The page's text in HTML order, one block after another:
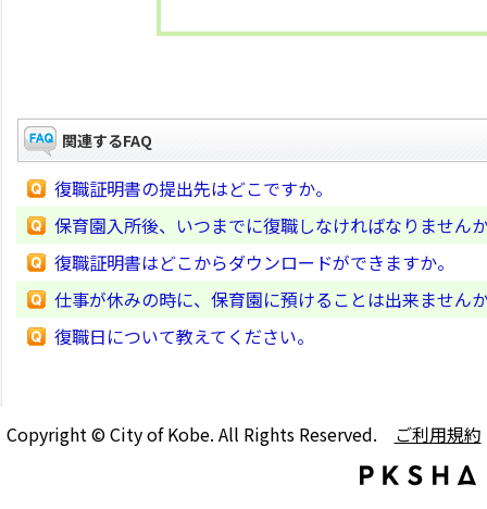
関連するFAQ
復職証明書の提出先はどこですか。
保育園入所後、いつまでに復職しなければなりません
復職証明書はどこからダウンロードができますか。
仕事が休みの時に、保育園に預けることは出来ません
復職日について教えてください。
Copyright © City of Kobe. All Rights Reserved. ご利用規約